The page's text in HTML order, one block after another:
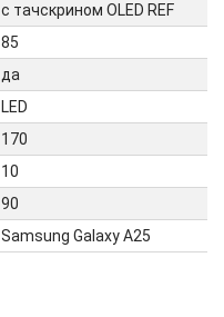
с тачскрином OLED REF
85
да
LED
170
10
90
Samsung Galaxy A25